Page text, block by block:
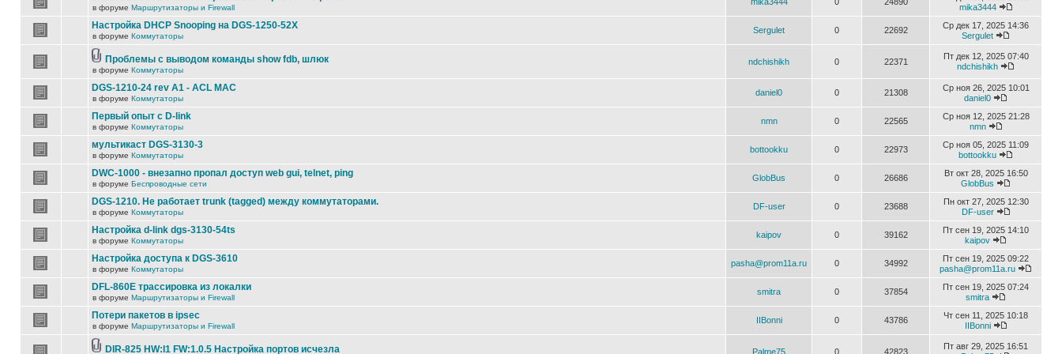
в форуме Маршрутизаторы и Firewall
mika3444
Настройка DHCP Snooping на DGS-1250-52X
в форуме Коммутаторы
Sergulet 0 22692
Ср дек 17, 2025 14:36
Sergulet
Проблемы с выводом команды show fdb, шлюк
в форуме Коммутаторы
ndchishikh 0 22371
Пт дек 12, 2025 07:40
ndchishikh
DGS-1210-24 rev A1 - ACL MAC
в форуме Коммутаторы
daniel0 0 21308
Ср ноя 26, 2025 10:01
daniel0
Первый опыт с D-link
в форуме Коммутаторы
nmn 0 22565
Ср ноя 12, 2025 21:28
nmn
мультикаст DGS-3130-3
в форуме Коммутаторы
bottookku 0 22973
Ср ноя 05, 2025 11:09
bottookku
DWC-1000 - внезапно пропал доступ web gui, telnet, ping
в форуме Беспроводные сети
GlobBus 0 26686
Вт окт 28, 2025 16:50
GlobBus
DGS-1210. Не работает trunk (tagged) между коммутаторами.
в форуме Коммутаторы
DF-user 0 23688
Пн окт 27, 2025 12:30
DF-user
Настройка d-link dgs-3130-54ts
в форуме Коммутаторы
kaipov 0 39162
Пт сен 19, 2025 14:10
kaipov
Настройка доступа к DGS-3610
в форуме Коммутаторы
pasha@prom11a.ru 0 34992
Пт сен 19, 2025 09:22
pasha@prom11a.ru
DFL-860E трассировка из локалки
в форуме Маршрутизаторы и Firewall
smitra 0 37854
Пт сен 19, 2025 07:24
smitra
Потери пакетов в ipsec
в форуме Маршрутизаторы и Firewall
IIBonni 0 43786
Чт сен 11, 2025 10:18
IIBonni
DIR-825 HW:I1 FW:1.0.5 Настройка портов исчезла Palme75 0 42823
Пт авг 29, 2025 16:51